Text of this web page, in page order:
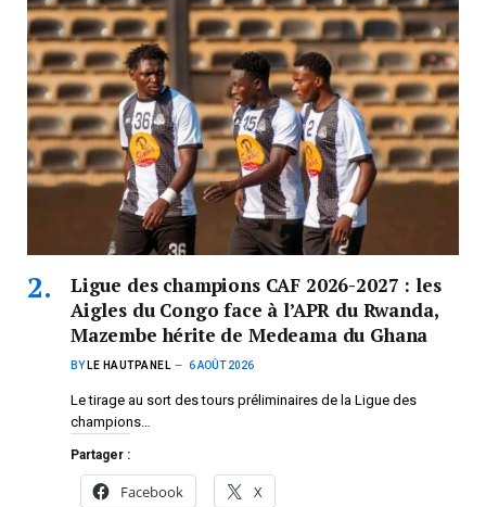
Ligue des champions CAF 2026-2027 : les
Aigles du Congo face à l’APR du Rwanda,
Mazembe hérite de Medeama du Ghana
BY LE HAUTPANEL 6 AOÛT 2026
Le tirage au sort des tours préliminaires de la Ligue des
champions…
Partager :
Facebook X